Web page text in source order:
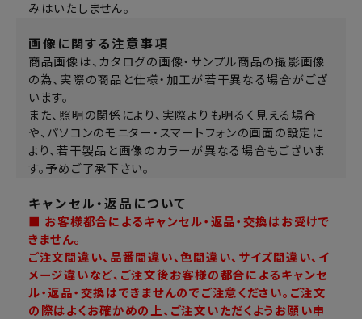
みはいたしません。
画像に関する注意事項
商品画像は、カタログの画像・サンプル商品の撮影画像
の為、実際の商品と仕様・加工が若干異なる場合がござ
います。
また、照明の関係により、実際よりも明るく見える場合
や、パソコンのモニター・スマートフォンの画面の設定に
より、若干製品と画像のカラーが異なる場合もございま
す。予めご了承下さい。
キャンセル・返品について
■ お客様都合によるキャンセル・返品・交換はお受けで
きません。
ご注文間違い、品番間違い、色間違い、サイズ間違い、イ
メージ違いなど、ご注文後お客様の都合によるキャンセ
ル・返品・交換はできませんのでご注意ください。ご注文
の際はよくお確かめの上、ご注文いただくようお願い申